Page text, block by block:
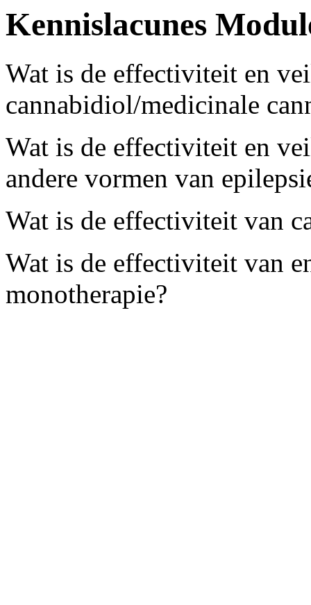
Kennislacunes
Wat is de effectiviteit en
cannabidiol/medicinale
Wat is de effectiviteit en
andere vormen van
Wat is de effectiviteit van
Wat is de effectiviteit van
monotherapie?